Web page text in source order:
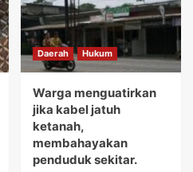
Daerah Hukum
Warga menguatirkan
jika kabel jatuh
ketanah,
membahayakan
penduduk sekitar.